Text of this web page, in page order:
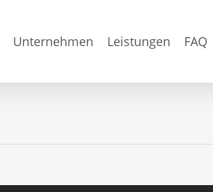
Unternehmen Leistungen FAQ